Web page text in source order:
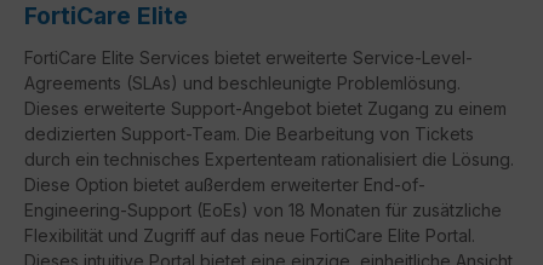
FortiCare Elite
FortiCare Elite Services bietet erweiterte Service-Level-
Agreements (SLAs) und beschleunigte Problemlösung.
Dieses erweiterte Support-Angebot bietet Zugang zu einem
dedizierten Support-Team. Die Bearbeitung von Tickets
durch ein technisches Expertenteam rationalisiert die Lösung.
Diese Option bietet außerdem erweiterter End-of-
Engineering-Support (EoEs) von 18 Monaten für zusätzliche
Flexibilität und Zugriff auf das neue FortiCare Elite Portal.